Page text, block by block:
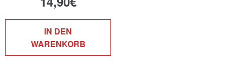
IN DEN
WARENKORB